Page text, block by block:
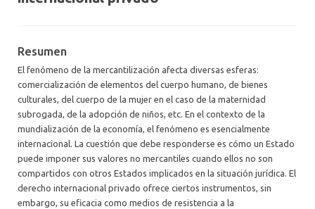
Resumen
El fenómeno de la mercantilización afecta diversas esferas:
comercialización de elementos del cuerpo humano, de bienes
culturales, del cuerpo de la mujer en el caso de la maternidad
subrogada, de la adopción de niños, etc. En el contexto de la
mundialización de la economía, el fenómeno es esencialmente
internacional. La cuestión que debe responderse es cómo un Estado
puede imponer sus valores no mercantiles cuando ellos no son
compartidos con otros Estados implicados en la situación jurídica. El
derecho internacional privado ofrece ciertos instrumentos, sin
embargo, su eficacia como medios de resistencia a la